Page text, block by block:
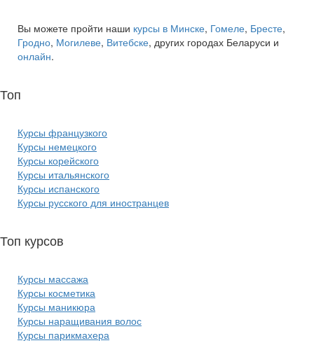
Вы можете пройти наши курсы в Минске, Гомеле, Бресте,
Гродно, Могилеве, Витебске, других городах Беларуси и
онлайн.
Топ
Курсы французкого
Курсы немецкого
Курсы корейского
Курсы итальянского
Курсы испанского
Курсы русского для иностранцев
Топ курсов
Курсы массажа
Курсы косметика
Курсы маникюра
Курсы наращивания волос
Курсы парикмахера